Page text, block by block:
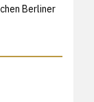
Berliner